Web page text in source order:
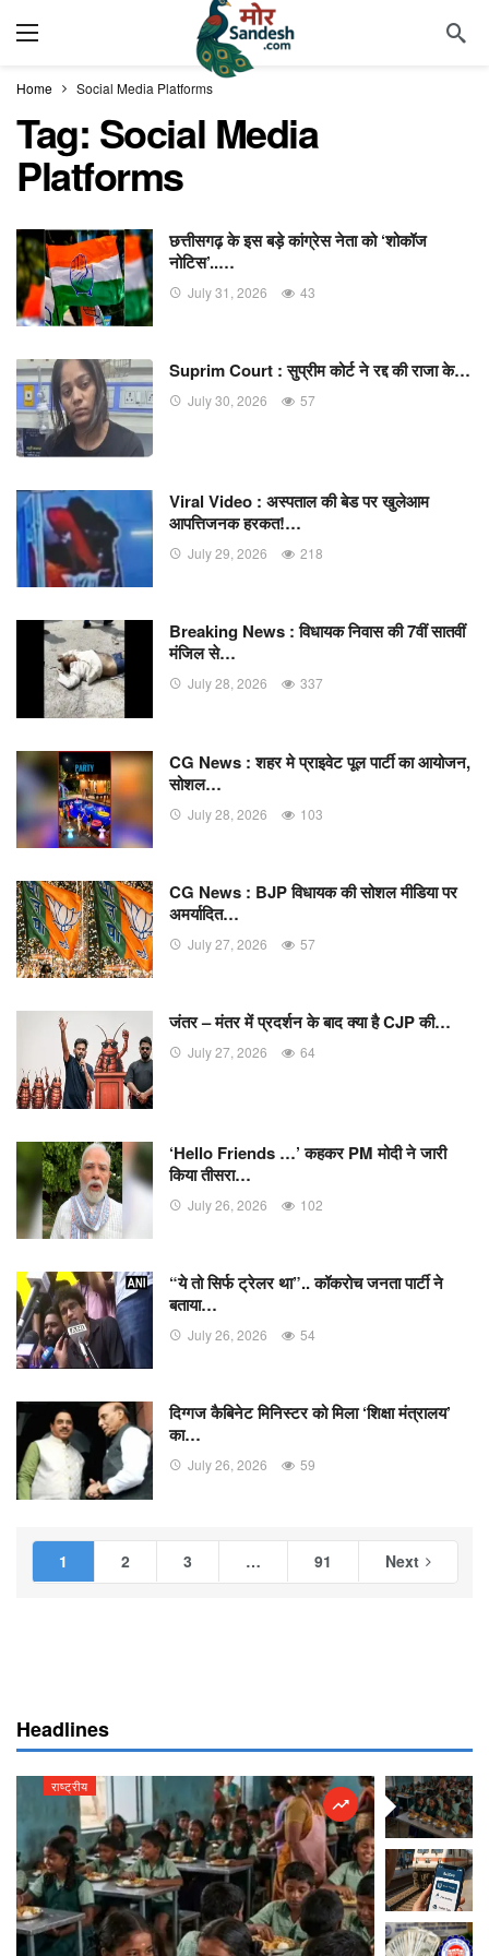
Home Social Media Platforms
Tag: Social Media
Platforms
छत्तीसगढ़ के इस बड़े कांग्रेस नेता को ‘शोकॉज
नोटिस’..…
July 31, 2026 43
Suprim Court : सुप्रीम कोर्ट ने रद्द की राजा के…
July 30, 2026 57
Viral Video : अस्पताल की बेड पर खुलेआम
आपत्तिजनक हरकत!…
July 29, 2026 218
Breaking News : विधायक निवास की 7वीं सातवीं
मंजिल से…
July 28, 2026 337
CG News : शहर मे प्राइवेट पूल पार्टी का आयोजन,
सोशल…
July 28, 2026 103
CG News : BJP विधायक की सोशल मीडिया पर
अमर्यादित…
July 27, 2026 57
जंतर – मंतर में प्रदर्शन के बाद क्या है CJP की…
July 27, 2026 64
‘Hello Friends …’ कहकर PM मोदी ने जारी
किया तीसरा…
July 26, 2026 102
“ये तो सिर्फ ट्रेलर था”.. कॉकरोच जनता पार्टी ने
बताया…
July 26, 2026 54
दिग्गज कैबिनेट मिनिस्टर को मिला ‘शिक्षा मंत्रालय’
का…
July 26, 2026 59
1 2 3 … 91 Next
Headlines
राष्ट्रीय राष्ट्रीय